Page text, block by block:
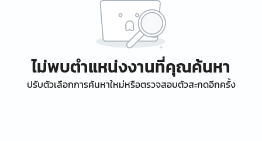
ไม่พบตำแหน่งงานที่คุณค้นหา
ปรับตัวเลือกการค้นหาใหม่หรือตรวจสอบตัวสะกดอีกครั้ง